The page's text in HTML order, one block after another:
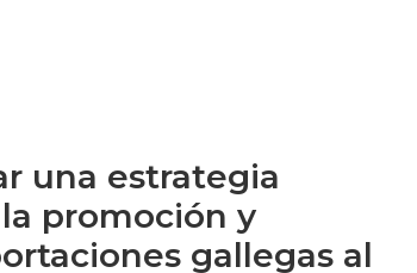
una estrategia
promoción y
gallegas al